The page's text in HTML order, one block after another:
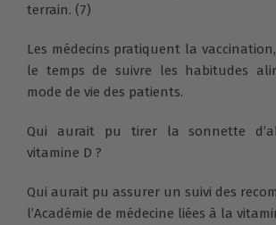
terrain. (7)
Les médecins pratiquent la
le temps de suivre les habitudes
mode de vie des patients.
Qui aurait pu tirer la sonnette
vitamine D ?
Qui aurait pu assurer un suivi des
l’Académie de médecine liées à la